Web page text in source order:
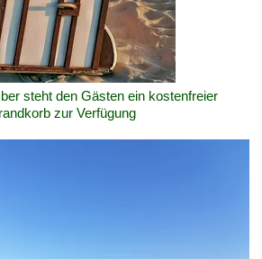
steht den Gästen ein kostenfreier
zur Verfügung